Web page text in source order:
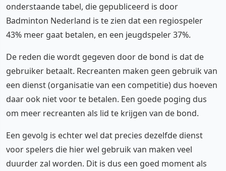
onderstaande tabel, die gepubliceerd is door
Badminton Nederland is te zien dat een regiospeler
43% meer gaat betalen, en een jeugdspeler 37%.
De reden die wordt gegeven door de bond is dat de
gebruiker betaalt. Recreanten maken geen gebruik van
een dienst (organisatie van een competitie) dus hoeven
daar ook niet voor te betalen. Een goede poging dus
om meer recreanten als lid te krijgen van de bond.
Een gevolg is echter wel dat precies dezelfde dienst
voor spelers die hier wel gebruik van maken veel
duurder zal worden. Dit is dus een goed moment als